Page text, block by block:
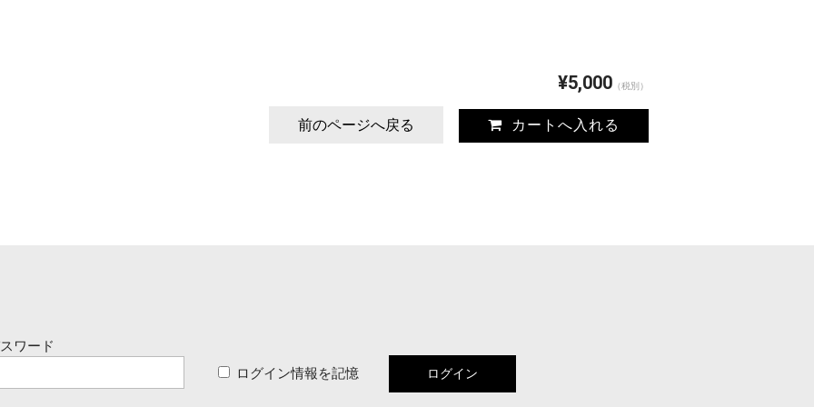
¥5,000 （税別）
前のページへ戻る
ワード
ログイン情報を記憶